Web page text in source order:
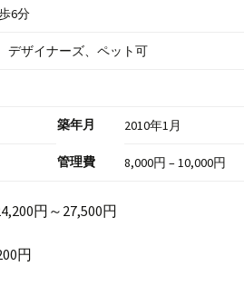
6分
デザイナーズ、ペット可
築年月 2010年1月
管理費 8,000円 – 10,000円
円～27,500円
円